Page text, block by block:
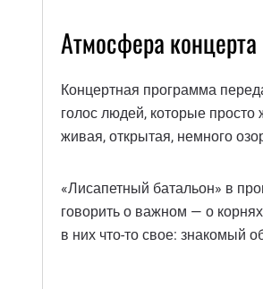
Атмосфера концерта
Концертная программа
голос людей, которые просто
живая, открытая, немного
«Лисапетный батальон» в
говорить о важном — о
в них что-то свое: знакомый